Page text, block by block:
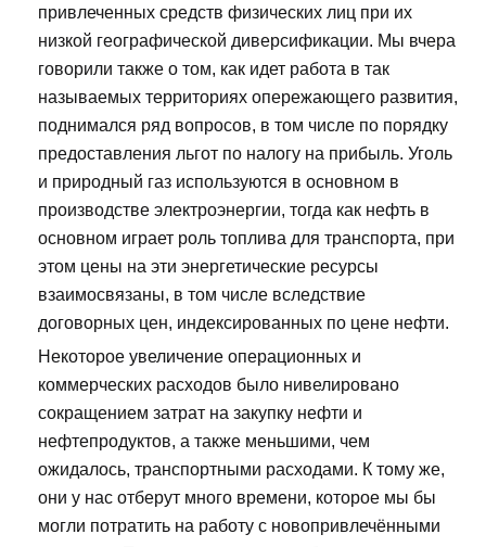
привлеченных средств физических лиц при их
низкой географической диверсификации. Мы вчера
говорили также о том, как идет работа в так
называемых территориях опережающего развития,
поднимался ряд вопросов, в том числе по порядку
предоставления льгот по налогу на прибыль. Уголь
и природный газ используются в основном в
производстве электроэнергии, тогда как нефть в
основном играет роль топлива для транспорта, при
этом цены на эти энергетические ресурсы
взаимосвязаны, в том числе вследствие
договорных цен, индексированных по цене нефти.
Некоторое увеличение операционных и
коммерческих расходов было нивелировано
сокращением затрат на закупку нефти и
нефтепродуктов, а также меньшими, чем
ожидалось, транспортными расходами. К тому же,
они у нас отберут много времени, которое мы бы
могли потратить на работу с новопривлечёнными